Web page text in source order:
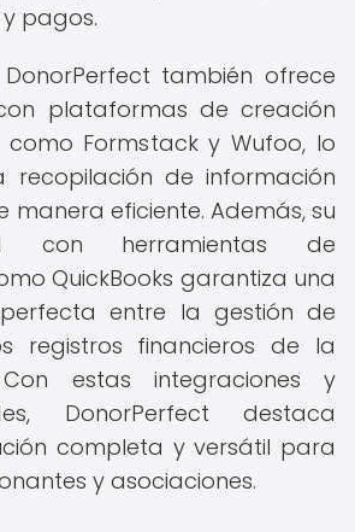
pagos.
también ofrece
plataformas de creación
Formstack y Wufoo, lo
recopilación de información
manera eficiente. Además, su
con herramientas de
QuickBooks garantiza una
perfecta entre la gestión de
registros financieros de la
Con estas integraciones y
DonorPerfect destaca
completa y versátil para
y asociaciones.